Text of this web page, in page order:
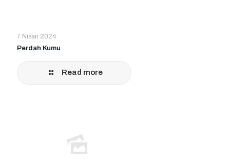
7 Nisan 2024
Perdah Kumu
Read more